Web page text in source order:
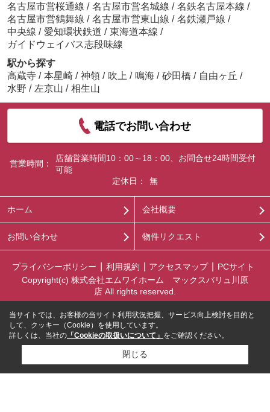
名古屋市営桜通線 / 名古屋市営名城線 / 名鉄名古屋本線 /
名古屋市営鶴舞線 / 名古屋市営東山線 / 名鉄瀬戸線 /
中央線 / 愛知環状鉄道 / 東海道本線 /
ガイドウェイバス志段味線
駅から探す
高蔵寺 / 本星崎 / 神領 / 吹上 / 鳴海 / 砂田橋 / 自由ヶ丘 /
水野 / 左京山 / 相生山
電話でお問い合わせ
営業時間：
店舗営業時間10：00～18：00、お問合せ24時間受付
可能
定休日：
無
ホーム 会社概要
お問い合わせ 物件リクエスト
プライバシーポリシー 利用規約 アクセスマップ
PCサイト
Copyright(c) 株式会社エムワイホーム マックスバリュ川原
店 All rights reserved.
当サイトでは、お客様の当サイト利用状況把握、サービス向上検討を目的と
して、クッキー（Cookie）を使用しています。
詳しくは、当社の 「Cookieの取扱いについて」 をご確認ください。
閉じる